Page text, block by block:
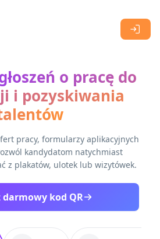
o pracę do
i pozyskiwania
pracy, formularzy aplikacyjnych
kandydatom natychmiast
z plakatów, ulotek lub wizytówek.
kod QR